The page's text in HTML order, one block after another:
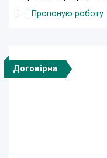
Пропоную роботу
Договірна